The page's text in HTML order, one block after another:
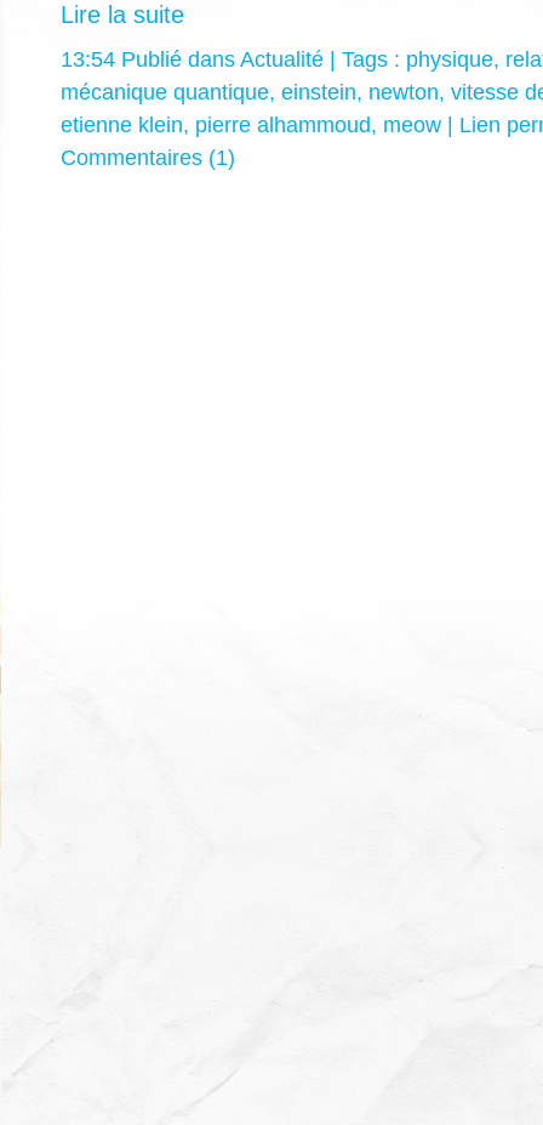
Lire la suite
13:54 Publié dans Actualité | Tags : physique,
mécanique quantique, einstein, newton, vitesse
etienne klein, pierre alhammoud, meow
Lien
Commentaires (1)